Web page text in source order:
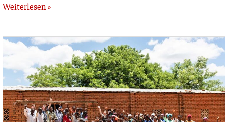
Weiterlesen »
„Mission?
Das
hat
einen
strengen
Beigeschmack“